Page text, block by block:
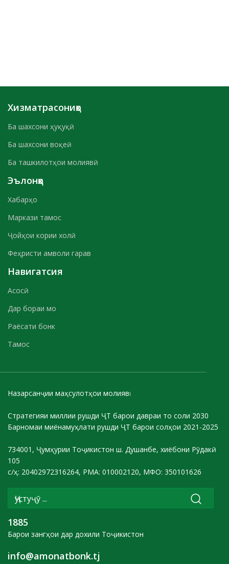
Хизматрасониҳо
Ба шахсони ҳуқуқӣ
Ба шахсони воқеӣ
Ба ташкилотҳои молиявӣ
Эълонҳо
Хабарҳо
Маркази тамос
Ҷойҳои кории холӣ
Феҳристи амволи гарав
Навигатсия
Асосӣ
Дар бораи мо
Раёсати бонк
Тамос
Назарсанҷии маҳсулотҳои молиявӣ
Стратегияи миллии рушди ҶТ барои давраи то соли 2030
Барномаи миёнамуҳлати рушди ҶТ барои солҳои 2021-2025
734001, Ҷумҳурии Тоҷикистон ш. Душанбе, хиёбони Рӯдакӣ
105
с/ҳ: 20402972316264, РМА: 010002120, МФО: 350101626
1885
Барои зангҳои дар дохили Тоҷикистон
info@amonatbonk.tj